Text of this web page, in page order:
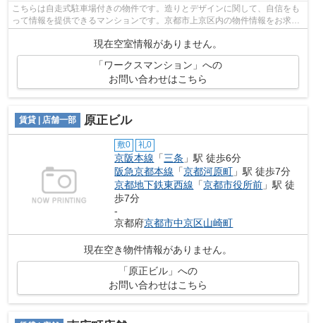
こちらは自走式駐車場付きの物件です。造りとデザインに関して、自信をも
って情報を提供できるマンションです。京都市上京区内の物件情報をお求め
現在空室情報がありません。
「ワークスマンション」への
お問い合わせはこちら
賃貸 | 店舗一部 原正ビル
敷0 礼0
京阪本線 「三条 」駅 徒歩6分
阪急京都本線 「京都河原町 」駅 徒歩7分
京都地下鉄東西線 「京都市役所前 」駅 徒
歩7分
-
京都府京都市中京区山崎町
現在空き物件情報がありません。
「原正ビル」への
お問い合わせはこちら